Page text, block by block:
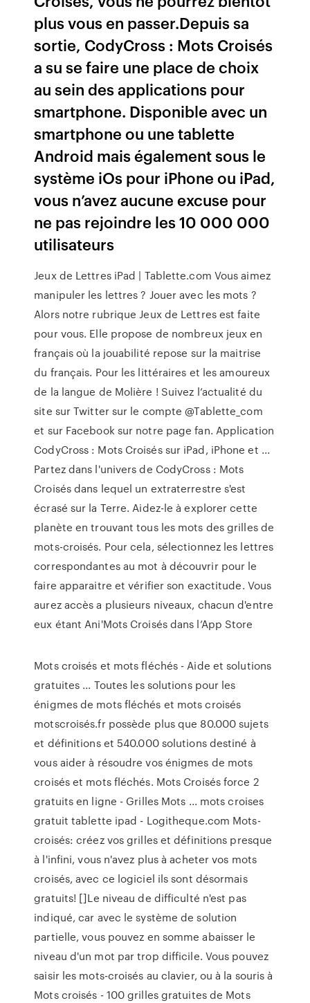
plus vous en passer.Depuis sa
sortie, CodyCross : Mots Croisés
a su se faire une place de choix
au sein des applications pour
smartphone. Disponible avec un
smartphone ou une tablette
Android mais également sous le
système iOs pour iPhone ou iPad,
vous n’avez aucune excuse pour
ne pas rejoindre les 10 000 000
utilisateurs
Jeux de Lettres iPad | Tablette.com Vous aimez
manipuler les lettres ? Jouer avec les mots ?
Alors notre rubrique Jeux de Lettres est faite
pour vous. Elle propose de nombreux jeux en
français où la jouabilité repose sur la maitrise
du français. Pour les littéraires et les amoureux
de la langue de Molière ! Suivez l’actualité du
site sur Twitter sur le compte @Tablette_com
et sur Facebook sur notre page fan. Application
CodyCross : Mots Croisés sur iPad, iPhone et ...
Partez dans l'univers de CodyCross : Mots
Croisés dans lequel un extraterrestre s'est
écrasé sur la Terre. Aidez-le à explorer cette
planète en trouvant tous les mots des grilles de
mots-croisés. Pour cela, sélectionnez les lettres
correspondantes au mot à découvrir pour le
faire apparaitre et vérifier son exactitude. Vous
aurez accès a plusieurs niveaux, chacun d'entre
eux étant ‎Ani'Mots Croisés dans l’App Store
Mots croisés et mots fléchés - Aide et solutions
gratuites ... Toutes les solutions pour les
énigmes de mots fléchés et mots croisés
motscroisés.fr possède plus que 80.000 sujets
et définitions et 540.000 solutions destiné à
vous aider à résoudre vos énigmes de mots
croisés et mots fléchés. Mots Croisés force 2
gratuits en ligne - Grilles Mots ... mots croises
gratuit tablette ipad - Logitheque.com Mots-
croisés: créez vos grilles et définitions presque
à l'infini, vous n'avez plus à acheter vos mots
croisés, avec ce logiciel ils sont désormais
gratuits! []Le niveau de difficulté n'est pas
indiqué, car avec le système de solution
partielle, vous pouvez en somme abaisser le
niveau d'un mot par trop difficile. Vous pouvez
saisir les mots-croisés au clavier, ou à la souris à
Mots croisés - 100 grilles gratuites de Mots